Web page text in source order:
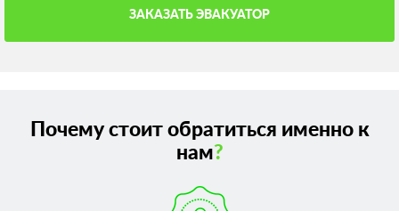
ЗАКАЗАТЬ ЭВАКУАТОР
Почему стоит обратиться именно к
нам?